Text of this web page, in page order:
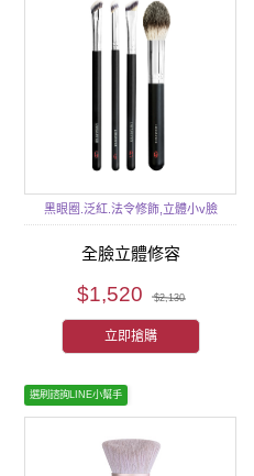
黑眼圈.泛紅.法令修飾,立體小v臉
全臉立體修容
$1,520 $2,130
立即搶購
選刷諮詢LINE小幫手